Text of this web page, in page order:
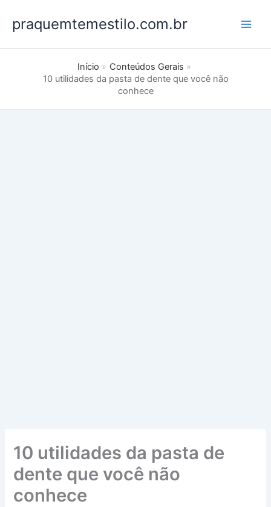
para
conteúdo
praquemtemestilo.com.br
Início
Conteúdos Gerais
10 utilidades da pasta de dente que você não
conhece
10 utilidades da pasta de
dente que você não
conhece